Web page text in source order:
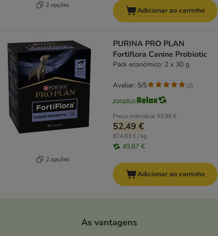
2 opções
Adicionar ao carrinho
2 opções
PURINA PRO PLAN
Fortiflora Canine Probiotic
Pack económico: 2 x 30 g
Preço individual 53,98 €
52,49 €
874,83 € / kg
49,87 €
Avaliar: 5/5 (2)
Adicionar ao carrinho
As vantagens